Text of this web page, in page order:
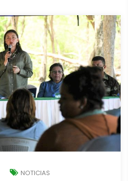
NOTICIAS